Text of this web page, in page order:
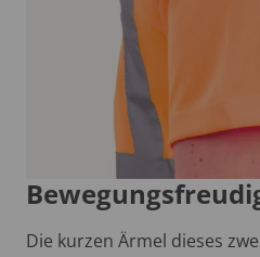
Die kurzen Ärmel dieses